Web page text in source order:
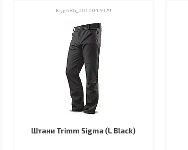
GRG_001.004.4929
Штани Trimm Sigma (L Black)